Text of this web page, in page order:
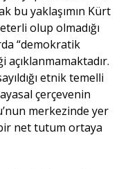
bu yaklaşımın Kürt
olup olmadığı
“demokratik
açıklanmamaktadır.
etnik temelli
çerçevenin
merkezinde yer
net tutum ortaya